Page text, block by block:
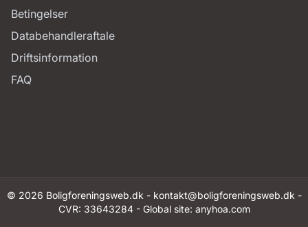
Betingelser
Databehandleraftale
Driftsinformation
FAQ
© 2026 Boligforeningsweb.dk - kontakt@boligforeningsweb.dk-
CVR: 33643284 - Global site: anyhoa.com